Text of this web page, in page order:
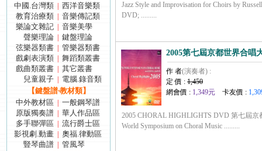
中國.台灣類
西洋音樂類
教育治療類
音樂傳記類
樂論文雜記
音樂美學
聲樂理論
鍵盤理論
弦樂器類書
管樂器類書
戲劇表演類
舞蹈類叢書
戲曲類叢書
其它叢書
兒童親子
電腦.錄音類
【鍵盤譜‧教材類】
中外教材區
一般鋼琴譜
原版獨奏譜
華人作品區
多手聯彈區
流行爵士區
影視劇.動畫
奧福.律動區
豎琴曲譜
管風琴
Jazz Style and Improvisation for Choirs by
DVD; .........
2005第七屆京都世界合唱
作 者(演奏者) :
定 價 : 1,450
網會價 : 1,349元 卡友價 :
2005 CHORAL HIGHLIGHTS DVD 第七屆京
World Symposium on Choral Music .........